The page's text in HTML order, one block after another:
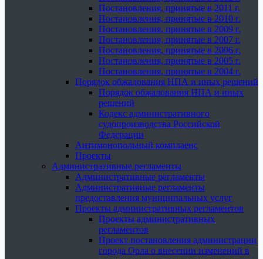
Постановления, принятые в 2011 г.
Постановления, принятые в 2010 г.
Постановления, принятые в 2009 г.
Постановления, принятые в 2007 г.
Постановления, принятые в 2006 г.
Постановления, принятые в 2005 г.
Постановления, принятые в 2004 г.
Порядок обжалования НПА и иных решений
Порядок обжалования НПА и иных
решений
Кодекс административного
судопроизводства Российской
Федерации
Антимонопольный комплаенс
Проекты
Административные регламенты
Административные регламенты
Административные регламенты
предоставления муниципальных услуг
Проекты административных регламентов
Проекты административных
регламентов
Проект постановления администрации
города Орла о внесении изменений в